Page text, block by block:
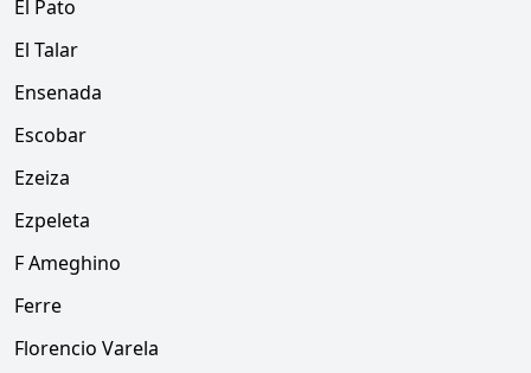
El Pato
El Talar
Ensenada
Escobar
Ezeiza
Ezpeleta
F Ameghino
Ferre
Florencio Varela